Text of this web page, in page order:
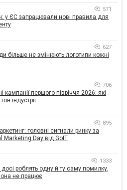
571
у ЄС запрацювали нові правила для
627
більше не змінюють логотипи кожні
706
кампанії першого півріччя 2026: які
індустрії
895
головні сигнали ринку за
Marketing Day від GoIT
1333
досі роблять одну й ту саму помилку,
не працює